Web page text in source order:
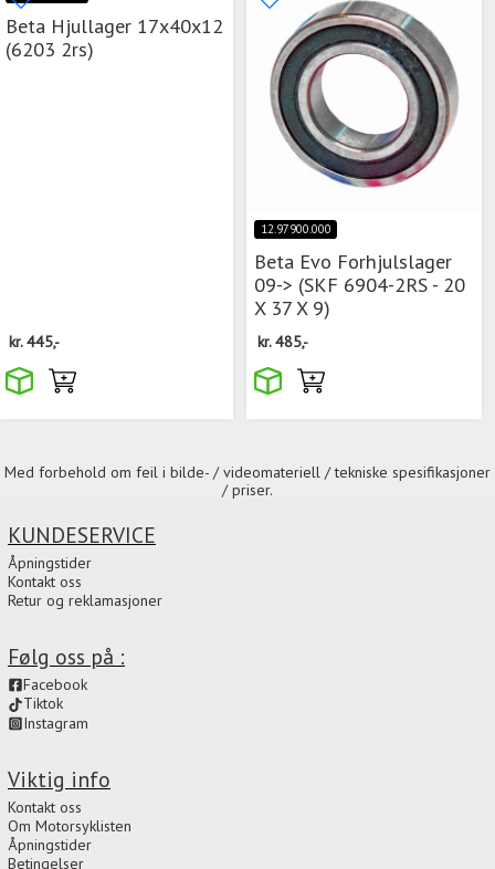
Beta Hjullager 17x40x12
(6203 2rs)
kr.445,-
12.97900.000
Beta Evo Forhjulslager
09-> (SKF 6904-2RS - 20
X 37 X 9)
kr.485,-
Med forbehold om feil i bilde- / videomateriell / tekniske spesifikasjoner
/ priser.
Viktig info
Kontakt oss
Om Motorsyklisten
Åpningstider
Betingelser
Følg oss på :
Facebook
Tiktok
Instagram
KUNDESERVICE
Åpningstider
Kontakt oss
Retur og reklamasjoner